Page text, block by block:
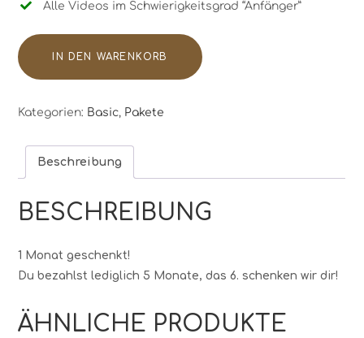
Alle Videos im Schwierigkeitsgrad “Anfänger”
IN DEN WARENKORB
Kategorien: Basic, Pakete
Beschreibung
BESCHREIBUNG
1 Monat geschenkt!
Du bezahlst lediglich 5 Monate, das 6. schenken wir dir!
ÄHNLICHE PRODUKTE